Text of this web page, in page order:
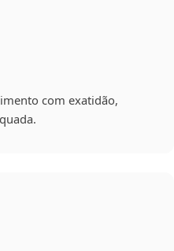
com exatidão,